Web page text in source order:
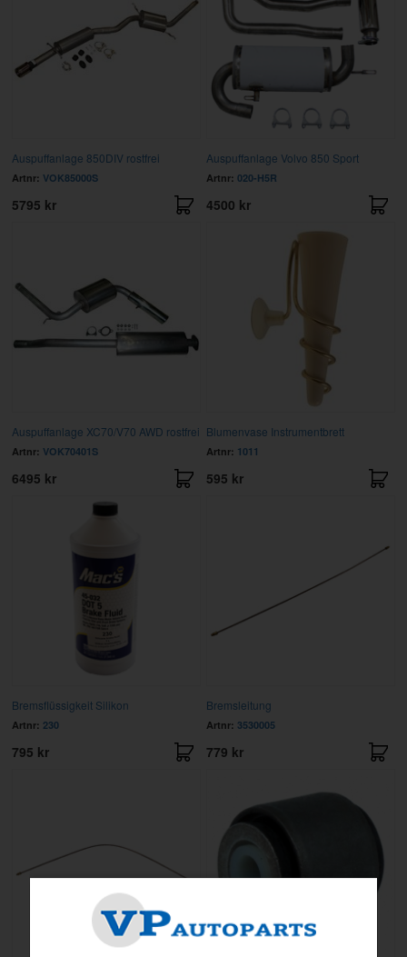
Auspuffanlage 850DIV rostfrei
Artnr: VOK85000S
5795 kr
Auspuffanlage Volvo 850 Sport
Artnr: 020-H5R
4500 kr
Auspuffanlage XC70/V70 AWD rostfrei
Artnr: VOK70401S
6495 kr
Blumenvase Instrumentbrett
Artnr: 1011
595 kr
Bremsflüssigkeit Silikon
Artnr: 230
795 kr
Bremsleitung
Artnr: 3530005
779 kr